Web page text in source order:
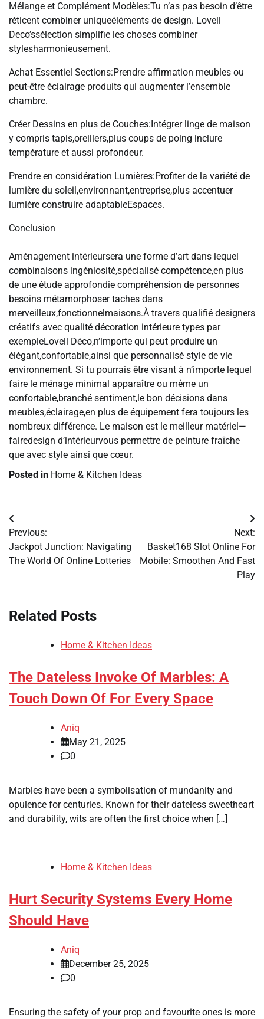
Mélange et Complément Modèles:Tu n’as pas besoin d’être
réticent combiner uniqueéléments de design. Lovell
Deco’ssélection simplifie les choses combiner
stylesharmonieusement.
Achat Essentiel Sections:Prendre affirmation meubles ou
peut-être éclairage produits qui augmenter l’ensemble
chambre.
Créer Dessins en plus de Couches:Intégrer linge de maison
y compris tapis,oreillers,plus coups de poing inclure
température et aussi profondeur.
Prendre en considération Lumières:Profiter de la variété de
lumière du soleil,environnant,entreprise,plus accentuer
lumière construire adaptableEspaces.
Conclusion
Aménagement intérieursera une forme d’art dans lequel
combinaisons ingéniosité,spécialisé compétence,en plus
de une étude approfondie compréhension de personnes
besoins métamorphoser taches dans
merveilleux,fonctionnelmaisons.À travers qualifié designers
créatifs avec qualité décoration intérieure types par
exempleLovell Déco,n’importe qui peut produire un
élégant,confortable,ainsi que personnalisé style de vie
environnement. Si tu pourrais être visant à n’importe lequel
faire le ménage minimal apparaître ou même un
confortable,branché sentiment,le bon décisions dans
meubles,éclairage,en plus de équipement fera toujours les
nombreux différence. Le maison est le meilleur matériel—
fairedesign d’intérieurvous permettre de peinture fraîche
que avec style ainsi que cœur.
Posted in Home & Kitchen Ideas
Post
navigation
Previous:
Jackpot Junction: Navigating
The World Of Online Lotteries
Next:
Basket168 Slot Online For
Mobile: Smoothen And Fast
Play
Related Posts
Home & Kitchen Ideas
The Dateless Invoke Of Marbles: A
Touch Down Of For Every Space
Aniq
May 21, 2025
0
Marbles have been a symbolisation of mundanity and
opulence for centuries. Known for their dateless sweetheart
and durability, wits are often the first choice when […]
Home & Kitchen Ideas
Hurt Security Systems Every Home
Should Have
Aniq
December 25, 2025
0
Ensuring the safety of your prop and favourite ones is more